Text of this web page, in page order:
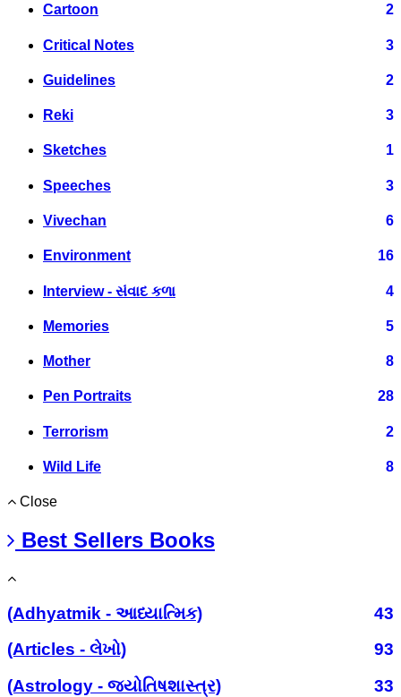
Cartoon 2
Critical Notes 3
Guidelines 2
Reki 3
Sketches 1
Speeches 3
Vivechan 6
Environment 16
Interview - સંવાદ કળા 4
Memories 5
Mother 8
Pen Portraits 28
Terrorism 2
Wild Life 8
Close
Best Sellers Books
(Adhyatmik - આધ્યાત્મિક)
43
(Articles - લેખો)
93
(Astrology - જ્યોતિષશાસ્ત્ર)
33